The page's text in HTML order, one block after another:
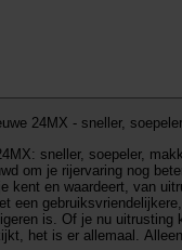
24MX - sneller,
sneller, soepeler, makkelijker.
om je rijervaring nog
kent en waardeert, van
een
is. Of je nu uitrusting
het is er allemaal.